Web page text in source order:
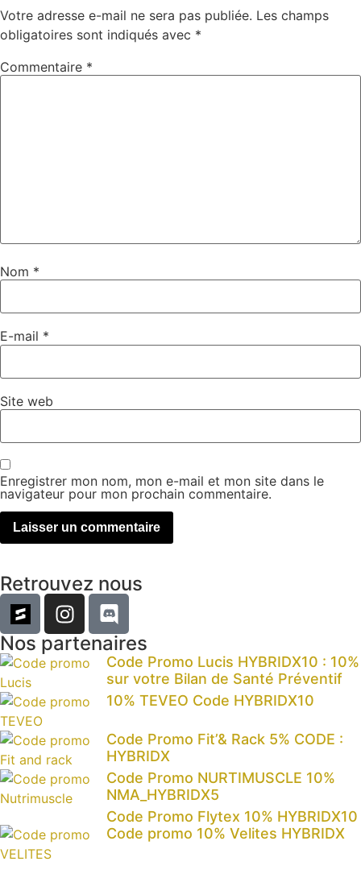
Votre adresse e-mail ne sera pas publiée. Les champs
obligatoires sont indiqués avec *
Commentaire *
Nom *
E-mail *
Site web
Enregistrer mon nom, mon e-mail et mon site dans le
navigateur pour mon prochain commentaire.
Retrouvez nous
Nos partenaires
Code Promo Lucis HYBRIDX10 : 10%
sur votre Bilan de Santé Préventif
10% TEVEO Code HYBRIDX10
Code Promo Fit’& Rack 5% CODE :
HYBRIDX
Code Promo NURTIMUSCLE 10%
NMA_HYBRIDX5
Code Promo Flytex 10% HYBRIDX10
Code promo 10% Velites HYBRIDX